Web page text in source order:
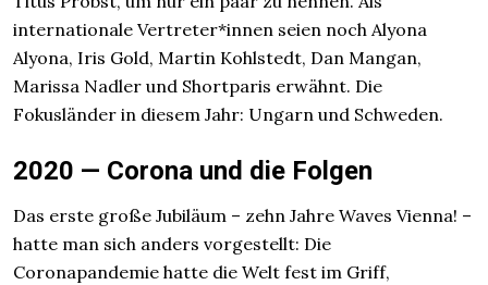
internationale Vertreter*innen seien noch Alyona
Alyona, Iris Gold, Martin Kohlstedt, Dan Mangan,
Marissa Nadler und Shortparis erwähnt. Die
Fokusländer in diesem Jahr: Ungarn und Schweden.
2020 — Corona und die Folgen
Das erste große Jubiläum – zehn Jahre Waves Vienna! –
hatte man sich anders vorgestellt: Die
Coronapandemie hatte die Welt fest im Griff,